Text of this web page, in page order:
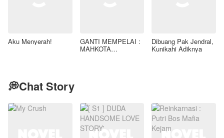
Aku Menyerah! GANTI MEMPELAI :
MAHKOTA
Dibuang Pak Jendral,
Kunikahi Adiknya
💭Chat Story